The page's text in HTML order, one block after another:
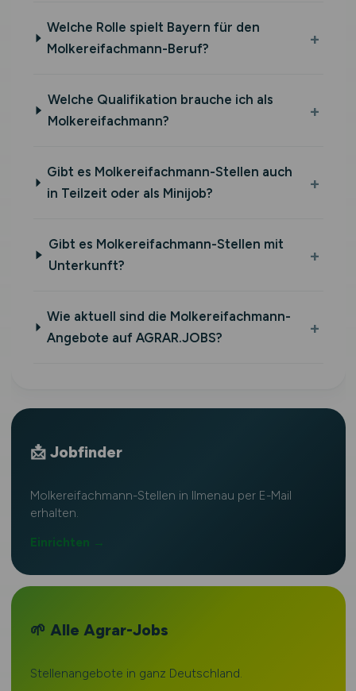
Welche Rolle spielt Bayern für den
Molkereifachmann-Beruf?
Welche Qualifikation brauche ich als
Molkereifachmann?
Gibt es Molkereifachmann-Stellen auch
in Teilzeit oder als Minijob?
Gibt es Molkereifachmann-Stellen mit
Unterkunft?
Wie aktuell sind die Molkereifachmann-
Angebote auf AGRAR.JOBS?
📩 Jobfinder
Molkereifachmann-Stellen in Ilmenau per E-Mail
erhalten.
Einrichten →
🌱 Alle Agrar-Jobs
Stellenangebote in ganz Deutschland.